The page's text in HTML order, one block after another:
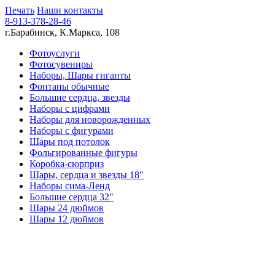
Печать Наши контакты
8-913-378-28-46
г.Барабинск, К.Маркса, 108
Фотоуслуги
Фотосувениры
Наборы, Шары гиганты
Фонтаны обычные
Большие сердца, звезды
Наборы с цифрами
Наборы для новорожденных
Наборы с фигурами
Шары под потолок
Фольгированные фигуры
Коробка-сюрприз
Шары, сердца и звезды 18"
Наборы сима-Ленд
Большие сердца 32"
Шары 24 дюймов
Шары 12 дюймов